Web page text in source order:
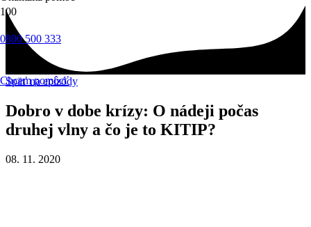
0800 500 333
Chcem pomôcť
Späť na epizódy
Dobro v dobe krízy: O nádeji počas
druhej vlny a čo je to KITIP?
08. 11. 2020